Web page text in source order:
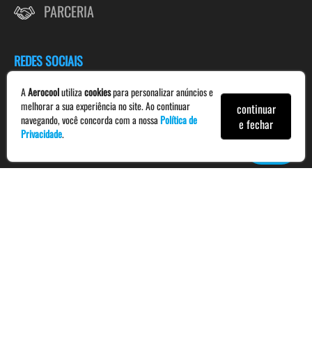
PARCERIA
REDES SOCIAIS
Acompanhe nossas redes sociais:
AAerocoolutilizacookiespara personalizar anúncios e
melhorar a sua experiência no site. Ao continuar
navegando, você concorda com a nossaPolítica de
Privacidade.
continuar
e fechar